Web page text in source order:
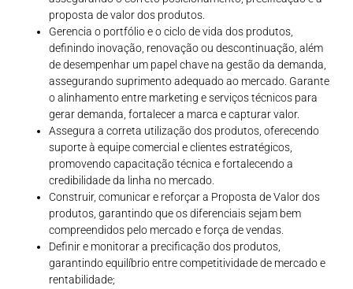
proposta de valor dos produtos.
Gerencia o portfólio e o ciclo de vida dos produtos,
definindo inovação, renovação ou descontinuação, além
de desempenhar um papel chave na gestão da demanda,
assegurando suprimento adequado ao mercado. Garante
o alinhamento entre marketing e serviços técnicos para
gerar demanda, fortalecer a marca e capturar valor.
Assegura a correta utilização dos produtos, oferecendo
suporte à equipe comercial e clientes estratégicos,
promovendo capacitação técnica e fortalecendo a
credibilidade da linha no mercado.
Construir, comunicar e reforçar a Proposta de Valor dos
produtos, garantindo que os diferenciais sejam bem
compreendidos pelo mercado e força de vendas.
Definir e monitorar a precificação dos produtos,
garantindo equilíbrio entre competitividade de mercado e
rentabilidade;